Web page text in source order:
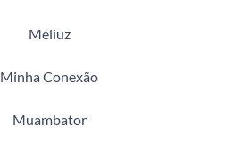
Méliuz
Minha Conexão
Muambator